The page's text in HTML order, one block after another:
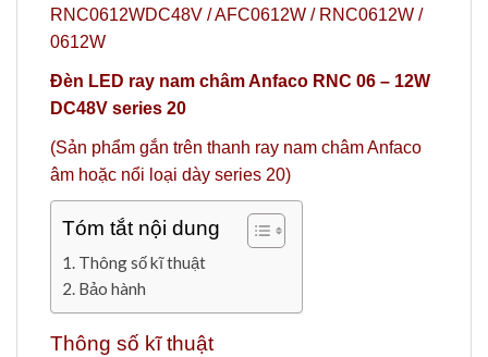
RNC0612WDC48V / AFC0612W / RNC0612W /
0612W
Đèn LED ray nam châm Anfaco RNC 06 – 12W
DC48V series 20
(Sản phẩm gắn trên thanh ray nam châm Anfaco
âm hoặc nổi loại dày series 20)
Tóm tắt nội dung
Thông số kĩ thuật
Bảo hành
Thông số kĩ thuật